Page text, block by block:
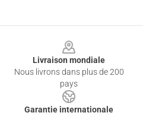
Livraison mondiale
Nous livrons dans plus de 200
pays
Garantie internationale